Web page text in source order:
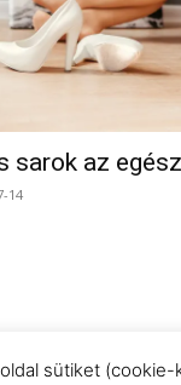
sarok az
14
sütiket